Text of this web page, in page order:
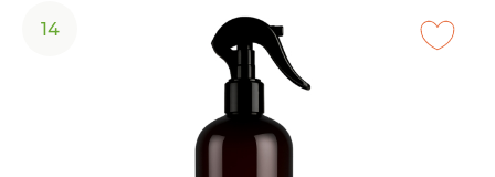
14